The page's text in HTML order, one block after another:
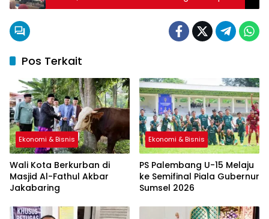
Pos Terkait
Ekonomi & Bisnis
Wali Kota Berkurban di
Masjid Al-Fathul Akbar
Jakabaring
Ekonomi & Bisnis
PS Palembang U-15 Melaju
ke Semifinal Piala Gubernur
Sumsel 2026